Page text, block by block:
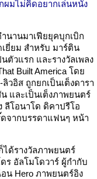
ผมไม่คิดอยากเล่นหนัง
นานมาเฟียยุคบุกเบิก
เยี่ยม สำหรับ มาร์ติน
ตัวแรก และรางวัลเพลง
Built America โดย
วอิส ถูกยกเป็นเต็งดารา
และเป็นเต็งภาพยนตร์
ลีโอนาโด ดิคาปรีโอ
ดจากบรรดาแฟนๆ หน้า
ได้รางวัลภาพยนตร์
ร อัลโมโดวาร์ ผู้กำกับ
น Hero ภาพยนตร์อิง